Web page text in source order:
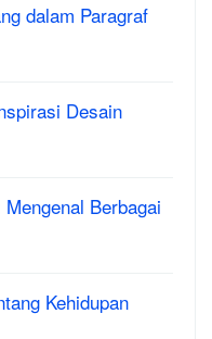
dalam Paragraf
Desain
Berbagai
Kehidupan